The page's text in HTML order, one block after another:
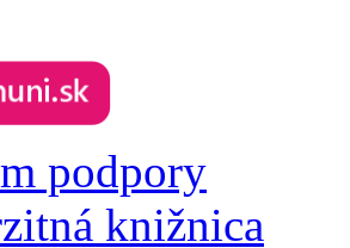
podpory
knižnica